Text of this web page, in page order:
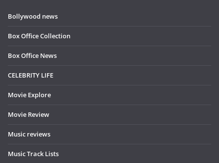
Bollywood news
Box Office Collection
Box Office News
CELEBRITY LIFE
Movie Explore
Movie Review
Music reviews
Music Track Lists